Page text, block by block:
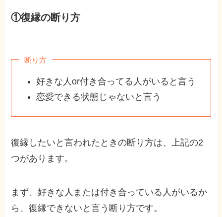
①復縁の断り方
断り方
好きな人or付き合ってる人がいると言う
恋愛できる状態じゃないと言う
復縁したいと言われたときの断り方は、上記の2
つがあります。
まず、好きな人または付き合っている人がいるか
ら、復縁できないと言う断り方です。